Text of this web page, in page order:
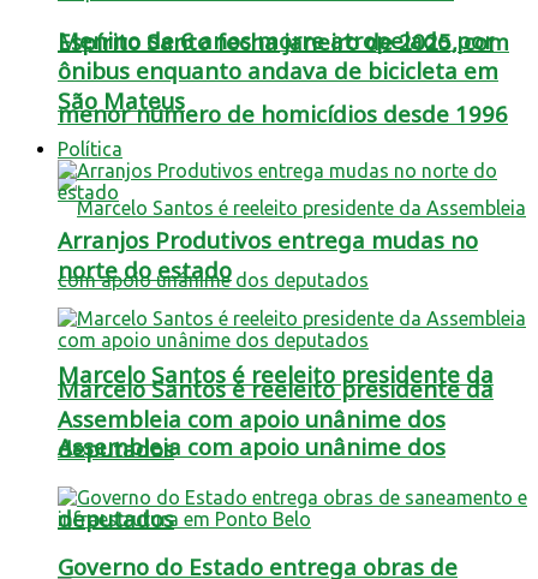
Espírito Santo fecha janeiro de 2025, com
menor número de homicídios desde 1996
Marcelo Santos é reeleito presidente da
Assembleia com apoio unânime dos
deputados
Menino de 6 anos morre atropelado por
ônibus enquanto andava de bicicleta em
São Mateus
Política
Arranjos Produtivos entrega mudas no
norte do estado
Marcelo Santos é reeleito presidente da
Assembleia com apoio unânime dos
deputados
Governo do Estado entrega obras de